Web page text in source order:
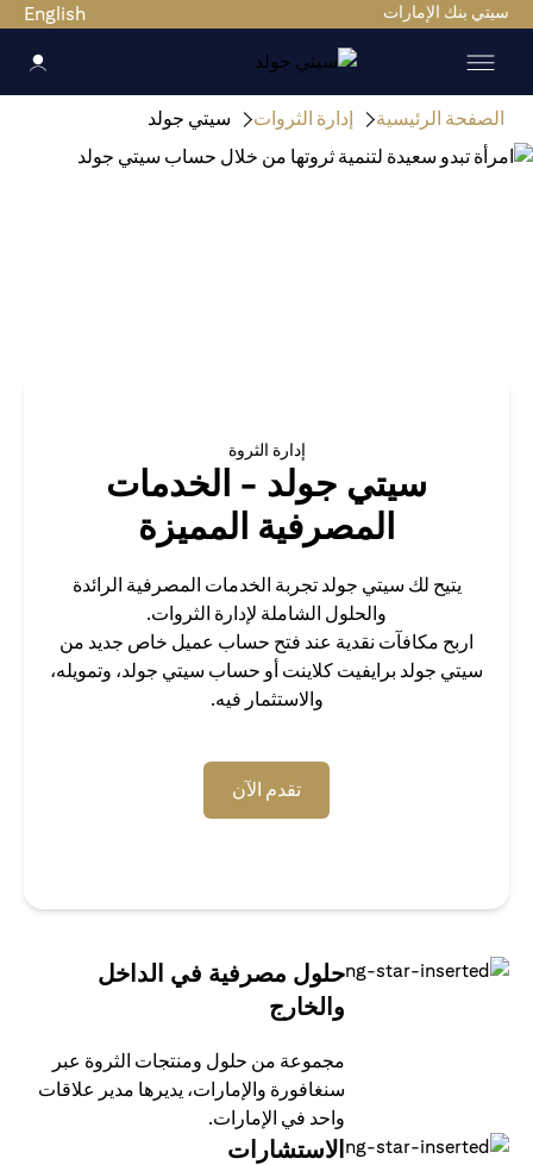
سيتي بنك الإمارات English
الصفحة الرئيسية إدارة الثروات سيتي جولد
إدارة الثروة
سيتي جولد - الخدمات
المصرفية المميزة
يتيح لك سيتي جولد تجربة الخدمات المصرفية الرائدة
والحلول الشاملة لإدارة الثروات.
اربح مكافآت نقدية عند فتح حساب عميل خاص جديد من
سيتي جولد برايفيت كلاينت أو حساب سيتي جولد، وتمويله،
والاستثمار فيه.
تقدم الآن
حلول مصرفية في الداخل
والخارج
مجموعة من حلول ومنتجات الثروة عبر
سنغافورة والإمارات، يديرها مدير علاقات
واحد في الإمارات.
الاستشارات